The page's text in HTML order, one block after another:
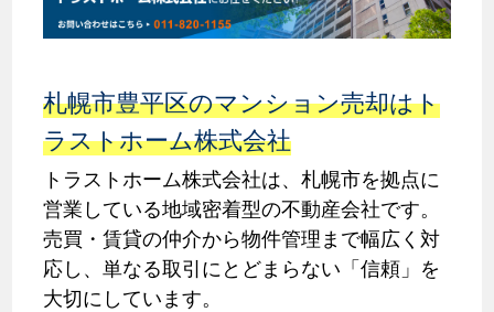
札幌市豊平区のマンション売却はト
ラストホーム株式会社
トラストホーム株式会社は、札幌市を拠点に
営業している地域密着型の不動産会社です。
売買・賃貸の仲介から物件管理まで幅広く対
応し、単なる取引にとどまらない「信頼」を
大切にしています。